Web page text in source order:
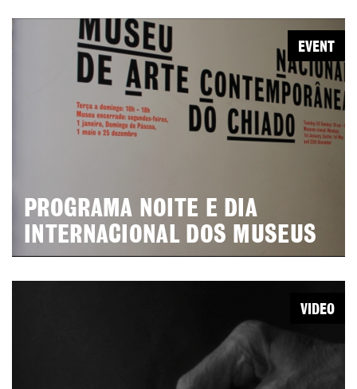
PROGRAMA NOITE E DIA
INTERNACIONAL DOS MUSEUS
EVENT
VIDEO